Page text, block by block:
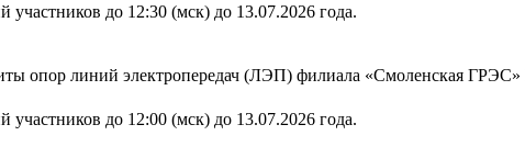
до 12:30 (мск) до 13.07.2026 года.
опор линий электропередач (ЛЭП) филиала «Смоленская
до 12:00 (мск) до 13.07.2026 года.